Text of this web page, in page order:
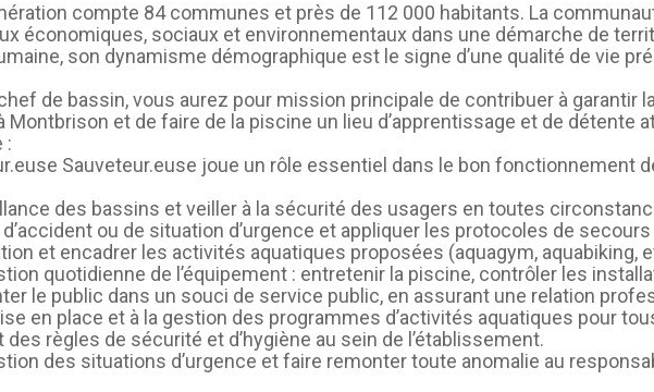
compte 84 communes et près de 112 000 habitants. La
économiques, sociaux et environnementaux dans une démarche de
son dynamisme démographique est le signe d’une qualité de vie
de bassin, vous aurez pour mission principale de contribuer à garantir
Montbrison et de faire de la piscine un lieu d’apprentissage et de détente
:
Sauveteur.euse joue un rôle essentiel dans le bon fonctionnement
des bassins et veiller à la sécurité des usagers en toutes
ou de situation d’urgence et appliquer les protocoles de
et encadrer les activités aquatiques proposées (aquagym, aquabiking,
quotidienne de l’équipement : entretenir la piscine, contrôler les
le public dans un souci de service public, en assurant une relation
en place et à la gestion des programmes d’activités aquatiques pour
des règles de sécurité et d’hygiène au sein de l’établissement.
des situations d’urgence et faire remonter toute anomalie au